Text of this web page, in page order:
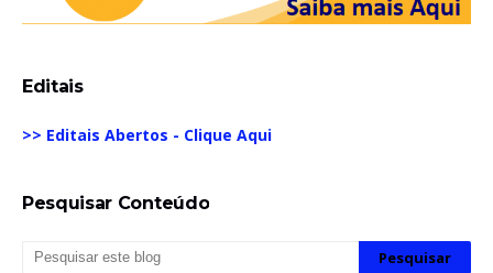
Editais
>> Editais Abertos - Clique Aqui
Pesquisar Conteúdo